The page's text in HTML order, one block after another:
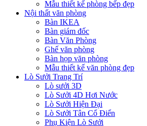
Mẫu thiết kế phòng bếp đẹp
Nội thất văn phòng
Bàn IKEA
Bàn giám đốc
Bàn Văn Phòng
Ghế văn phòng
Bàn họp văn phòng
Mẫu thiết kế văn phòng đẹp
Lò Sưởi Trang Trí
Lò sưởi 3D
Lò Sưởi 4D Hơi Nước
Lò Sưởi Hiện Đại
Lò Sưởi Tân Cổ Điển
Phụ Kiện Lò Sưởi